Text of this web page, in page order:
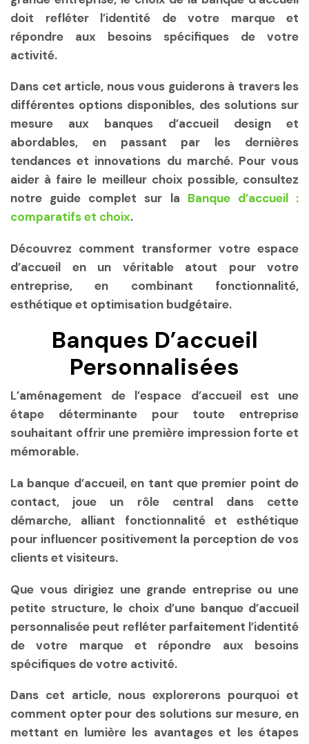
doit refléter l’identité de votre marque et
répondre aux besoins spécifiques de votre
activité.
Dans cet article, nous vous guiderons à travers les
différentes options disponibles, des solutions sur
mesure aux banques d’accueil design et
abordables, en passant par les dernières
tendances et innovations du marché. Pour vous
aider à faire le meilleur choix possible, consultez
notre guide complet sur la Banque d’accueil :
comparatifs et choix.
Découvrez comment transformer votre espace
d’accueil en un véritable atout pour votre
entreprise, en combinant fonctionnalité,
esthétique et optimisation budgétaire.
Banques D’accueil
Personnalisées
L’aménagement de l’espace d’accueil est une
étape déterminante pour toute entreprise
souhaitant offrir une première impression forte et
mémorable.
La banque d’accueil, en tant que premier point de
contact, joue un rôle central dans cette
démarche, alliant fonctionnalité et esthétique
pour influencer positivement la perception de vos
clients et visiteurs.
Que vous dirigiez une grande entreprise ou une
petite structure, le choix d’une banque d’accueil
personnalisée peut refléter parfaitement l’identité
de votre marque et répondre aux besoins
spécifiques de votre activité.
Dans cet article, nous explorerons pourquoi et
comment opter pour des solutions sur mesure, en
mettant en lumière les avantages et les étapes